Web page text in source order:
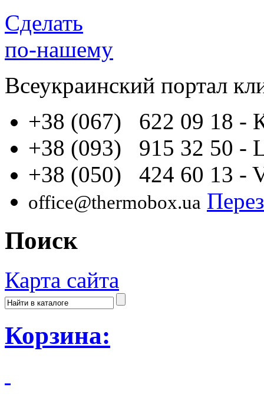
Сделать
по-нашему
Всеукраинский портал
+38 (067) 622 09 18 -
+38 (093) 915 32 50 -
+38 (050) 424 60 13 -
office@thermobox.ua
Поиск
Карта сайта
Корзина: